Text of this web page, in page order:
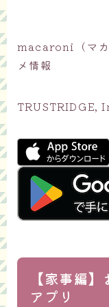
macaroni（マカ
メ情報
TRUSTRIDGE,
【家事編
アプリ